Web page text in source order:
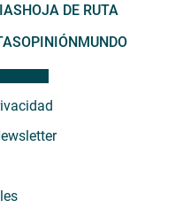
HOJA DE RUTA
OPINIÓN MUNDO